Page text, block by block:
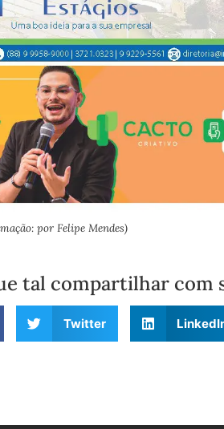
por Felipe Mendes)
tal compartilhar com
Twitter